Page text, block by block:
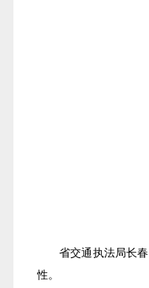
省交通执法局长春
性。